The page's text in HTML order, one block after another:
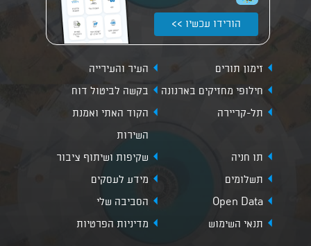
הורידו עכשיו >>
זימון תורים
העיר והעירייה
חילופי מחזיקים בארנונה
בקשה לביטול דוח
תל-קריירה
הקוד האתי ואמנת
השירות
תו חניה
שקיפות ושיתוף ציבור
תשלומים
מידע לעסקים
Open Data
הסביבה שלי
תנאי השימוש
מדיניות הפרטיות